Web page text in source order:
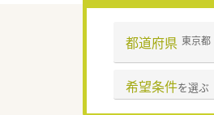
都道府県 東京都
希望条件を選ぶ